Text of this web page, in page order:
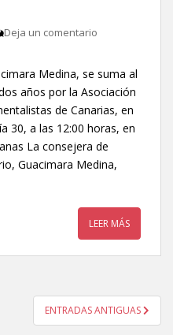
Deja un comentario
Medina, se suma al
años por la Asociación
de Canarias, en
30, a las 12:00 horas, en
La consejera de
Guacimara Medina,
LEER MÁS
ENTRADAS ANTIGUAS